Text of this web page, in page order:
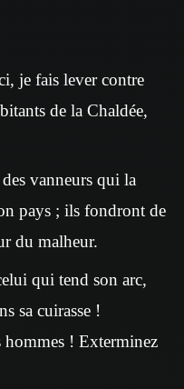
je fais lever contre
de la Chaldée,
vanneurs qui la
pays ; ils fondront de
du malheur.
qui tend son arc,
sa cuirasse !
hommes ! Exterminez